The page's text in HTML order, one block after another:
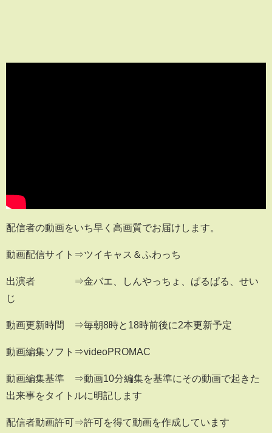
配信者の動画をいち早く高画質でお届けします。
動画配信サイト⇒ツイキャス＆ふわっち
出演者 ⇒金バエ、しんやっちょ、ぱるぱる、せい
じ
動画更新時間 ⇒毎朝8時と18時前後に2本更新予定
動画編集ソフト⇒videoPROMAC
動画編集基準 ⇒動画10分編集を基準にその動画で起きた
出来事をタイトルに明記します
配信者動画許可⇒許可を得て動画を作成しています